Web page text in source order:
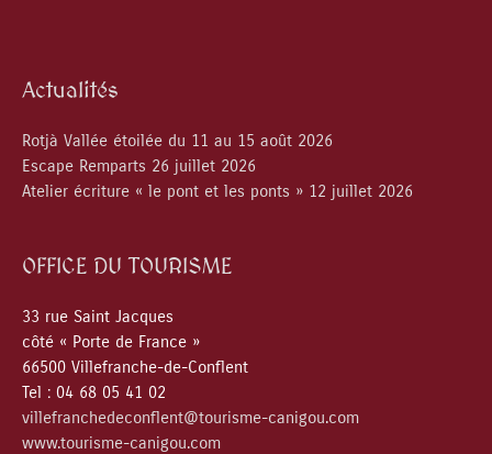
Actualités
Rotjà Vallée étoilée du 11 au 15 août 2026
Escape Remparts 26 juillet 2026
Atelier écriture « le pont et les ponts » 12 juillet 2026
OFFICE DU TOURISME
33 rue Saint Jacques
côté « Porte de France »
66500 Villefranche-de-Conflent
Tel : 04 68 05 41 02
villefranchedeconflent@tourisme-canigou.com
www.tourisme-canigou.com